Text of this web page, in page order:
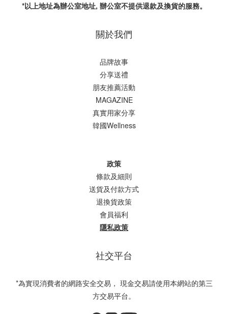
*以上地址為辦公室地址, 辦公室不提供退款及換貨的服務。
關於我們
品牌故事
分享送禮
朋友推薦活動
MAGAZINE
真實用家分享
韓國Wellness
政策
條款及細則
送貨及付款方式
退換貨政策
會員福利
隱私政策
社交平台
*為實現消費者的網路安全交易， 現金交易請使用本網站的第三
方交易平台。